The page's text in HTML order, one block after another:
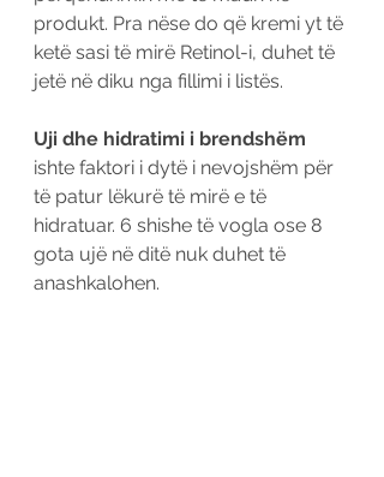
produkt. Pra nëse do që kremi yt të
ketë sasi të mirë Retinol-i, duhet të
jetë në diku nga fillimi i listës.
Uji dhe hidratimi i brendshëm
ishte faktori i dytë i nevojshëm për
të patur lëkurë të mirë e të
hidratuar. 6 shishe të vogla ose 8
gota ujë në ditë nuk duhet të
anashkalohen.